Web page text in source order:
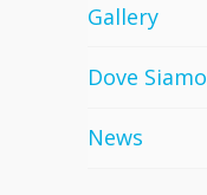
Gallery
Dove Siamo
News